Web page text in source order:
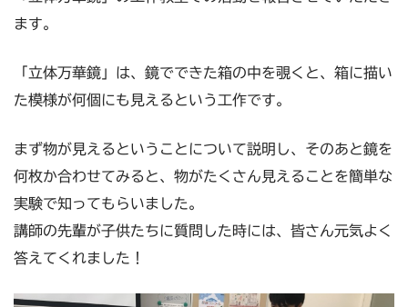
ます。
「立体万華鏡」は、鏡でできた箱の中を覗くと、箱に描い
た模様が何個にも見えるという工作です。
まず物が見えるということについて説明し、そのあと鏡を
何枚か合わせてみると、物がたくさん見えることを簡単な
実験で知ってもらいました。
講師の先輩が子供たちに質問した時には、皆さん元気よく
答えてくれました！